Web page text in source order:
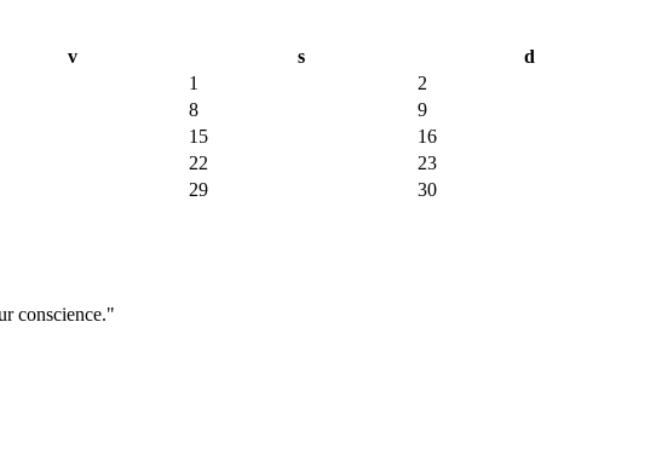
v s
d
1
2
8
9
15
16
22
23
29
30
conscience."